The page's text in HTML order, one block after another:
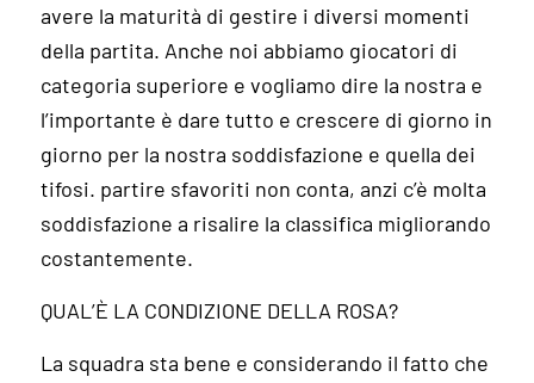
avere la maturità di gestire i diversi momenti
della partita. Anche noi abbiamo giocatori di
categoria superiore e vogliamo dire la nostra e
l’importante è dare tutto e crescere di giorno in
giorno per la nostra soddisfazione e quella dei
tifosi. partire sfavoriti non conta, anzi c’è molta
soddisfazione a risalire la classifica migliorando
costantemente.
QUAL’È LA CONDIZIONE DELLA ROSA?
La squadra sta bene e considerando il fatto che